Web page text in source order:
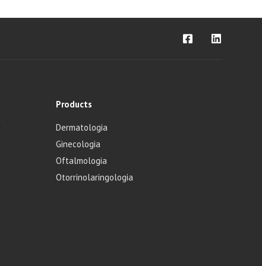
Products
Dermatologia
Ginecologia
Oftalmologia
Otorrinolaringologia